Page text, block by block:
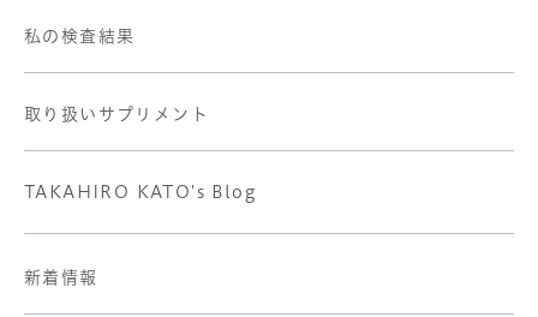
私の検査結果
取り扱いサプリメント
TAKAHIRO KATO's Blog
新着情報